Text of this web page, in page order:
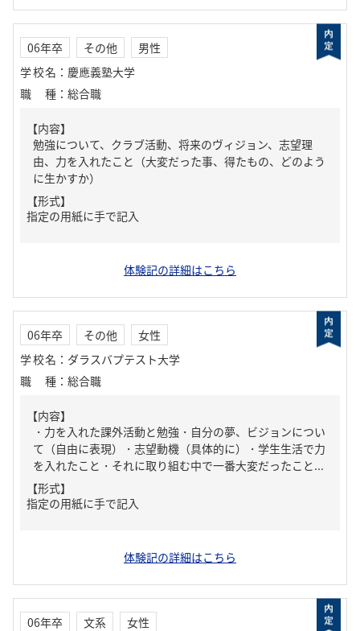
06年卒 その他
男性
学校名 ： 慶應義塾大学
職種 ： 総合職
【内容】
勉強について、クラブ活動、将来のヴィジョン、志望理
由、力を入れたこと（大変だった事、得たもの、どのよう
に生かすか）
【形式】
指定の用紙に手で記入
体験記の詳細はこちら
06年卒 その他
女性
学校名 ： ダラスバプテスト大学
職種 ： 総合職
【内容】
・力を入れた課外活動と勉強・自分の夢、ビジョンについ
て（自由に表現）・志望動機（具体的に）・学生生活で力
を入れたこと・それに取り組む中で一番大変だったこと...
【形式】
指定の用紙に手で記入
体験記の詳細はこちら
06年卒 文系
女性